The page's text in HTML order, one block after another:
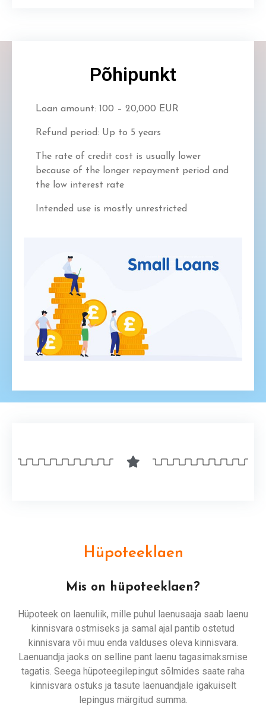
Põhipunkt
Loan amount: 100 – 20,000 EUR
Refund period: Up to 5 years
The rate of credit cost is usually lower
because of the longer repayment period and
the low interest rate
Intended use is mostly unrestricted
Hüpoteeklaen
Mis on hüpoteeklaen?
Hüpoteek on laenuliik, mille puhul laenusaaja saab laenu
kinnisvara ostmiseks ja samal ajal pantib ostetud
kinnisvara või muu enda valduses oleva kinnisvara.
Laenuandja jaoks on selline pant laenu tagasimaksmise
tagatis. Seega hüpoteegilepingut sõlmides saate raha
kinnisvara ostuks ja tasute laenuandjale igakuiselt
lepingus märgitud summa.